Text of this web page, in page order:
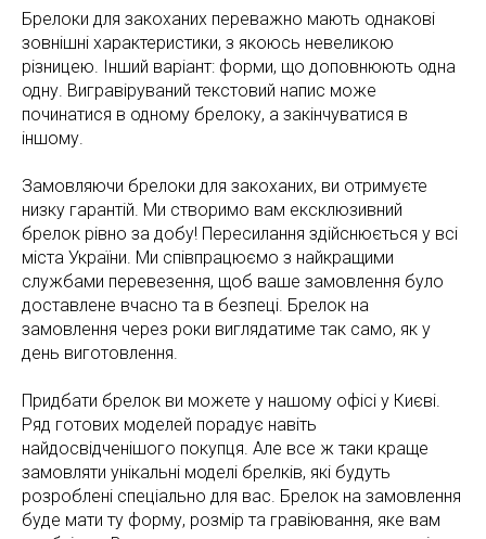
Брелоки для закоханих переважно мають однакові
зовнішні характеристики, з якоюсь невеликою
різницею. Інший варіант: форми, що доповнюють одна
одну. Вигравіруваний текстовий напис може
починатися в одному брелоку, а закінчуватися в
іншому.
Замовляючи брелоки для закоханих, ви отримуєте
низку гарантій. Ми створимо вам ексклюзивний
брелок рівно за добу! Пересилання здійснюється у всі
міста України. Ми співпрацюємо з найкращими
службами перевезення, щоб ваше замовлення було
доставлене вчасно та в безпеці. Брелок на
замовлення через роки виглядатиме так само, як у
день виготовлення.
Придбати брелок ви можете у нашому офісі у Києві.
Ряд готових моделей порадує навіть
найдосвідченішого покупця. Але все ж таки краще
замовляти унікальні моделі брелків, які будуть
розроблені спеціально для вас. Брелок на замовлення
буде мати ту форму, розмір та гравіювання, яке вам